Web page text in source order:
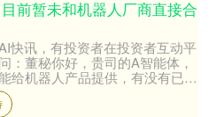
前暂未和机器人厂商直接合
快讯，有投资者在投资者互动平
：董秘你好，贵司的A智能体，
给机器人产品提供，有没有已经
人提供智能体样本测试？ 思特